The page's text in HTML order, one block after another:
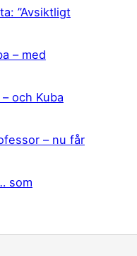
”Avsiktligt
– med
och Kuba
– nu får
som